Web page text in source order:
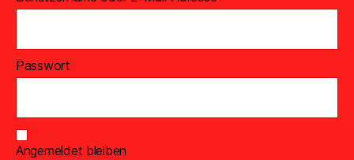
Passwort
Angemeldet bleiben